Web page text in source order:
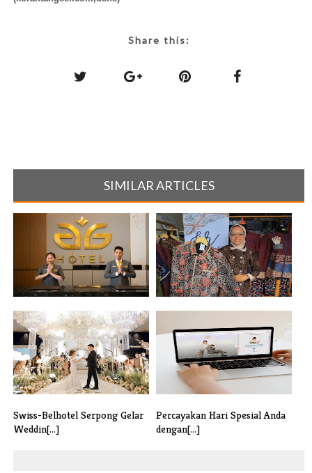
Share this:
SIMILAR ARTICLES
Rayakan lebaran di Batam, GGI
Hotel[...]
Tawarkan [...]
Swiss-Belhotel Serpong Gelar
Weddin[...]
Percayakan Hari Spesial Anda
dengan[...]